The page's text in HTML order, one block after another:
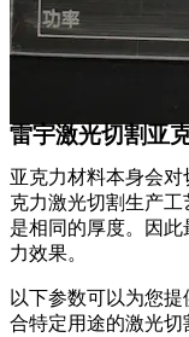
雷宇激光切割亚
亚克力材料本身会
克力激光切割生产
是相同的厚度。因
力效果。
以下参数可以为您
合特定用途的激光切